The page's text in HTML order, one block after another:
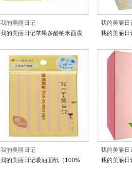
我的美丽日记
我的美丽日记苹果多酚纳米面膜
我的美丽日
我的美丽日
我的美丽日记
我的美丽日记吸油面纸（100%
我的美丽日
我的美丽日